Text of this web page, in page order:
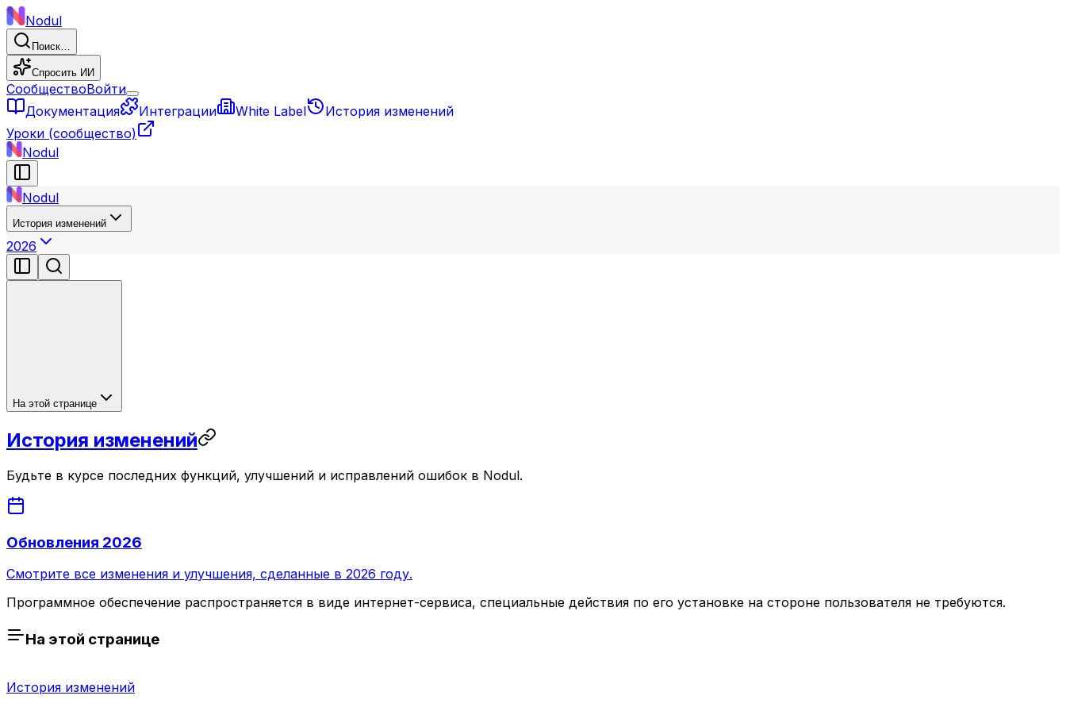
Nodul
Поиск…
Спросить ИИ
СообществоВойти
Документация
Интеграции White Label
История изменений
Уроки (сообщество)
Nodul
Nodul
История изменений
2026
На этой странице
История изменений
Будьте в курсе последних функций, улучшений и исправлений ошибок в Nodul.
Обновления 2026
Смотрите все изменения и улучшения, сделанные в 2026 году.
Программное обеспечение распространяется в виде интернет-сервиса, специальные действия по его установке на стороне пользователя не требуются.
На этой странице
История изменений